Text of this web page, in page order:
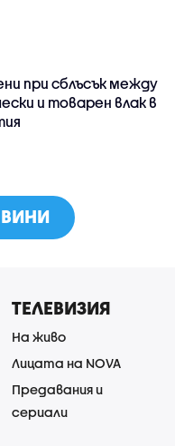
при сблъсък между
и товарен влак в
ТЕЛЕВИЗИЯ
На живо
Лицата на NOVA
Предавания и
сериали